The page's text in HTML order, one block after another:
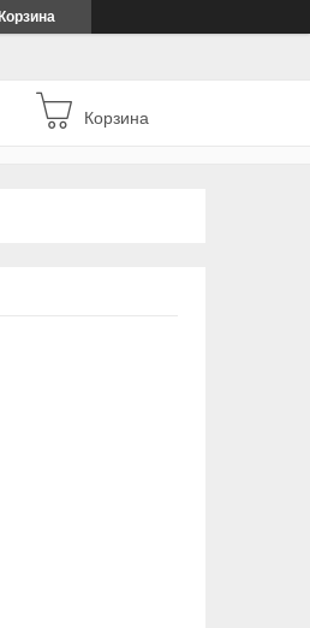
Корзина
Корзина